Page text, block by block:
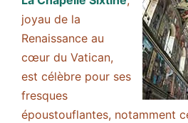
joyau de la
Renaissance au
cœur du Vatican,
est célèbre pour ses
fresques
époustouflantes, notamment